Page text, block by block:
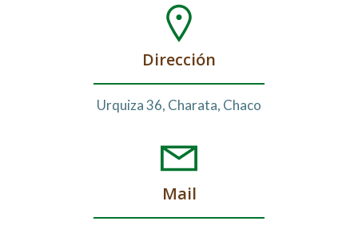
Dirección
Urquiza 36, Charata, Chaco
Mail